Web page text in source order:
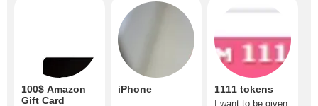
100$ Amazon
Gift Card
iPhone 1111 tokens
I want to be given